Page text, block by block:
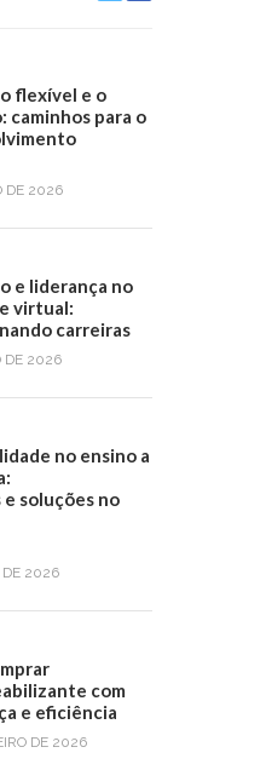
flexível e o
caminhos para o
DE 2026
e liderança no
virtual:
carreiras
DE 2026
no ensino a
e soluções no
DE 2026
com
e eficiência
DE 2026